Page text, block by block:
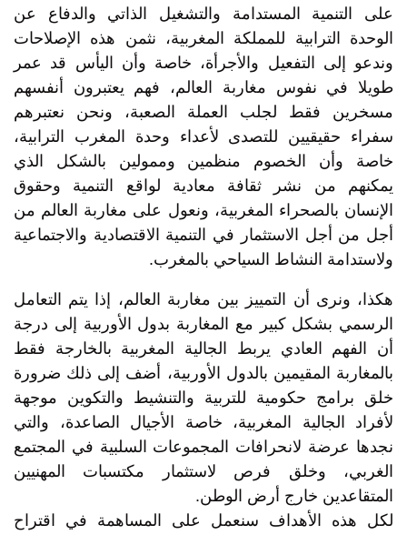
على التنمية المستدامة والتشغيل الذاتي والدفاع عن
الوحدة الترابية للمملكة المغربية، نثمن هذه الإصلاحات
وندعو إلى التفعيل والأجرأة، خاصة وأن اليأس قد عمر
طويلا في نفوس مغاربة العالم، فهم يعتبرون أنفسهم
مسخرين فقط لجلب العملة الصعبة، ونحن نعتبرهم
سفراء حقيقيين للتصدى لأعداء وحدة المغرب الترابية،
خاصة وأن الخصوم منظمين وممولين بالشكل الذي
يمكنهم من نشر ثقافة معادية لواقع التنمية وحقوق
الإنسان بالصحراء المغربية، ونعول على مغاربة العالم من
أجل من أجل الاستثمار في التنمية الاقتصادية والاجتماعية
ولاستدامة النشاط السياحي بالمغرب.
هكذا، ونرى أن التمييز بين مغاربة العالم، إذا يتم التعامل
الرسمي بشكل كبير مع المغاربة بدول الأوربية إلى درجة
أن الفهم العادي يربط الجالية المغربية بالخارجة فقط
بالمغاربة المقيمين بالدول الأوربية، أضف إلى ذلك ضرورة
خلق برامج حكومية للتربية والتنشيط والتكوين موجهة
لأفراد الجالية المغربية، خاصة الأجيال الصاعدة، والتي
نجدها عرضة لانحرافات المجموعات السلبية في المجتمع
الغربي، وخلق فرص لاستثمار مكتسبات المهنيين
المتقاعدين خارج أرض الوطن.
لكل هذه الأهداف سنعمل على المساهمة في اقتراح